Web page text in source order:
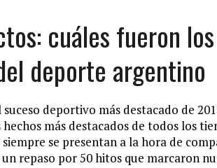
cuáles fueron
deporte argentino
suceso deportivo más destacado de
más destacados de todos los
se presentan a la hora de
repaso por 50 hitos que marcaron